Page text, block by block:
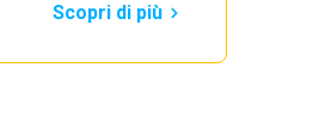
Scopri di più